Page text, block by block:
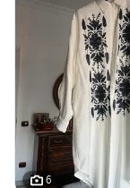
6